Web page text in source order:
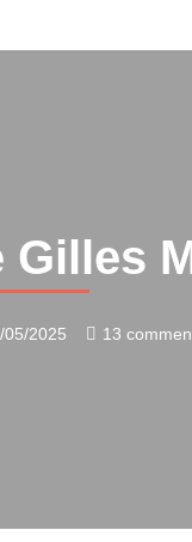
Gilles
05/2025 13